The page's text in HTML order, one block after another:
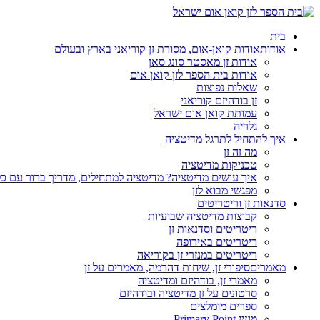
בית
אודותאודות קואן-אום, מסורת זן קוריאני בארץ ובעולם
אודות זן מאסטר סונג סאן
אודות בית הספר לזן קואן אום
שאלות נפוצות
זן בודהיזם קוריאני
עמותת קואן אום ישראל
גלריה
איך להתחיל לתרגל מדיטציה
מה זה זן
טכניקות מדיטציה
איך עושים מדיטציה? מדיטציה למתחילים, מדריך ברור עם
מפגשי מבוא לזן
סדנאות זן וריטריטים
קבוצות מדיטציה שבועיות
ריטריטים וסדנאות זן
ריטריטים באירופה
ריטריטים במנזרי זן בקוריאה
מאמריםסיפורי זן, שיחות דהרמה, מאמרים על זן
מאמרי זן, בודהיזם ומדיטציה
סרטונים על זן מדיטציה ובודהיזם
ספרים מומלצים